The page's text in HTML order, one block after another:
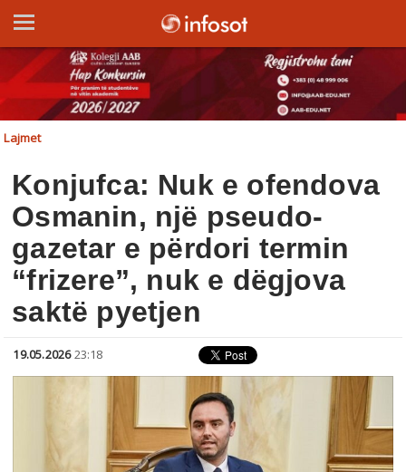
Lajmet
Konjufca: Nuk e ofendova
Osmanin, një pseudo-
gazetar e përdori termin
“frizere”, nuk e dëgjova
saktë pyetjen
19.05.202623:18